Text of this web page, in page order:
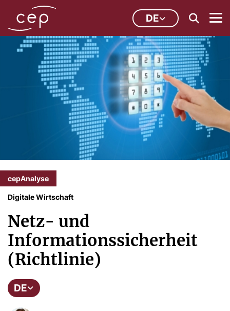
DE
cepAnalyse
Digitale Wirtschaft
Netz- und
Informationssicherheit
(Richtlinie)
DE